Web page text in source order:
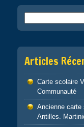
Articles
Carte scolaire
Communauté
Ancienne carte
Antilles.